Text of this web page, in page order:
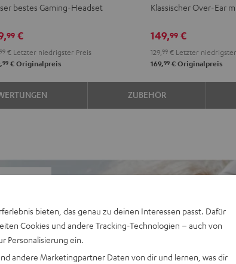
Blackbestes Gaming-Headset
99€
99€Letzter niedrigster Preis
99€Originalpreis
Black
Klassischer Over-Ear
149,99 €
129,99 € Letzter
169,99 € Originalpreis
ZUBEHÖR
beim
bieten, das genau zu deinen Interessen passt. Dafür
Cookies und andere Tracking-Technologien – auch von
Personalisierung ein.
andere Marketingpartner Daten von dir und lernen, was dir